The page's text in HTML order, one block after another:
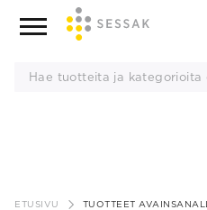
sisältöön
ETUSIVU TUOTTEET